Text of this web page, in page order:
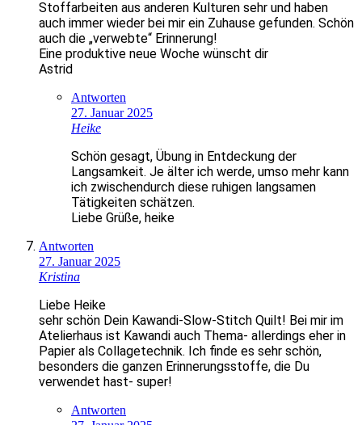
Stoffarbeiten aus anderen Kulturen sehr und haben
auch immer wieder bei mir ein Zuhause gefunden. Schön
auch die „verwebte“ Erinnerung!
Eine produktive neue Woche wünscht dir
Astrid
Antworten
27. Januar 2025
Heike
Schön gesagt, Übung in Entdeckung der
Langsamkeit. Je älter ich werde, umso mehr kann
ich zwischendurch diese ruhigen langsamen
Tätigkeiten schätzen.
Liebe Grüße, heike
Antworten
27. Januar 2025
Kristina
Liebe Heike
sehr schön Dein Kawandi-Slow-Stitch Quilt! Bei mir im
Atelierhaus ist Kawandi auch Thema- allerdings eher in
Papier als Collagetechnik. Ich finde es sehr schön,
besonders die ganzen Erinnerungsstoffe, die Du
verwendet hast- super!
Antworten